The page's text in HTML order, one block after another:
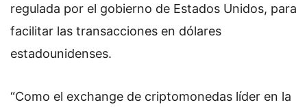
regulada por el gobierno de Estados Unidos, para
facilitar las transacciones en dólares
estadounidenses.
“Como el exchange de criptomonedas líder en la